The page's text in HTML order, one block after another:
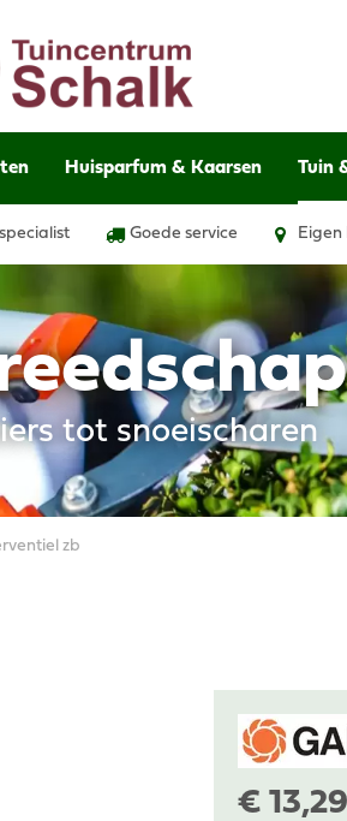
tot snoeischaren
zb
Huisparfum & Kaarsen Tuin
Goede service Eigen
€ 13,29